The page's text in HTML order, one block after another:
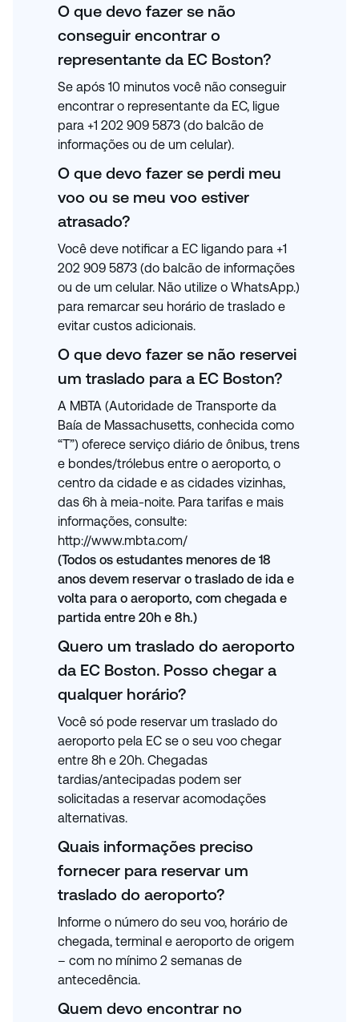
(Todos os estudantes menores de 18
anos devem reservar o traslado de ida e
volta para o aeroporto, com chegada e
partida entre 20h e 8h.)
Quero um traslado do aeroporto
da EC Boston. Posso chegar a
qualquer horário?
Você só pode reservar um traslado do
aeroporto pela EC se o seu voo chegar
entre 8h e 20h. Chegadas
tardias/antecipadas podem ser
solicitadas a reservar acomodações
alternativas.
Quais informações preciso
fornecer para reservar um
traslado do aeroporto?
Informe o número do seu voo, horário de
chegada, terminal e aeroporto de origem
– com no mínimo 2 semanas de
antecedência.
Quem devo encontrar no
O que devo fazer se não
conseguir encontrar o
representante da EC Boston?
Se após 10 minutos você não conseguir
encontrar o representante da EC, ligue
para +1 202 909 5873 (do balcão de
informações ou de um celular).
O que devo fazer se perdi meu
voo ou se meu voo estiver
atrasado?
Você deve notificar a EC ligando para +1
202 909 5873 (do balcão de informações
ou de um celular. Não utilize o WhatsApp.)
para remarcar seu horário de traslado e
evitar custos adicionais.
O que devo fazer se não reservei
um traslado para a EC Boston?
A MBTA (Autoridade de Transporte da
Baía de Massachusetts, conhecida como
“T”) oferece serviço diário de ônibus, trens
e bondes/trólebus entre o aeroporto, o
centro da cidade e as cidades vizinhas,
das 6h à meia-noite. Para tarifas e mais
informações, consulte:
http://www.mbta.com/